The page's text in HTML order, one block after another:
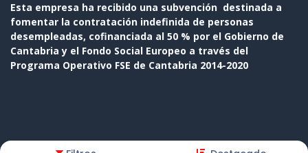
Esta empresa ha recibido una subvención destinada a
fomentar la contratación indefinida de personas
desempleadas, cofinanciada al 50 % por el Gobierno de
Cantabria y el Fondo Social Europeo a través del
Programa Operativo FSE de Cantabria 2014-2020